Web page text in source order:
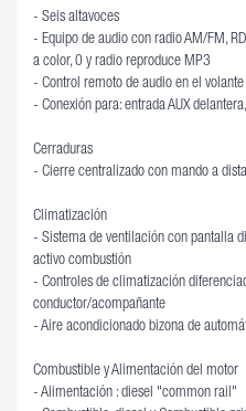
- Seis altavoces
- Equipo de audio con radio AM/FM,
a color, 0 y radio reproduce MP3
- Control remoto de audio en el volante
- Conexión para: entrada AUX
Cerraduras
- Cierre centralizado con mando a
Climatización
- Sistema de ventilación con pantalla
activo combustión
- Controles de climatización
conductor/acompañante
- Aire acondicionado bizona de
Combustible y Alimentación del motor
- Alimentación : diesel "common rail"